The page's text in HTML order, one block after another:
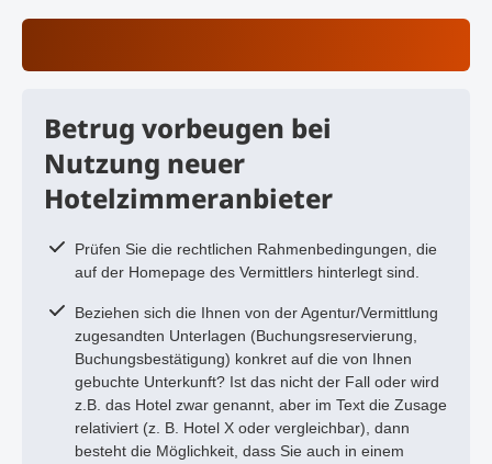
Betrug vorbeugen bei
Nutzung neuer
Hotelzimmeranbieter
Prüfen Sie die rechtlichen Rahmenbedingungen, die
auf der Homepage des Vermittlers hinterlegt sind.
Beziehen sich die Ihnen von der Agentur/Vermittlung
zugesandten Unterlagen (Buchungsreservierung,
Buchungsbestätigung) konkret auf die von Ihnen
gebuchte Unterkunft? Ist das nicht der Fall oder wird
z.B. das Hotel zwar genannt, aber im Text die Zusage
relativiert (z. B. Hotel X oder vergleichbar), dann
besteht die Möglichkeit, dass Sie auch in einem